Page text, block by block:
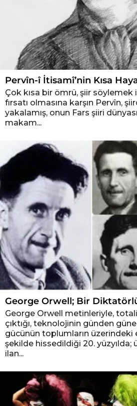
Pervîn-î İtisamî’nin Kısa
Çok kısa bir ömrü, şiir söylemek
fırsatı olmasına karşın Pervîn,
yakalamış, onun Fars şiiri
makam...
George Orwell; Bir
George Orwell metinleriyle,
çıktığı, teknolojinin günden güne
gücünün toplumların üzerindeki
şekilde hissedildiği 20. yüzyılda;
ilan...